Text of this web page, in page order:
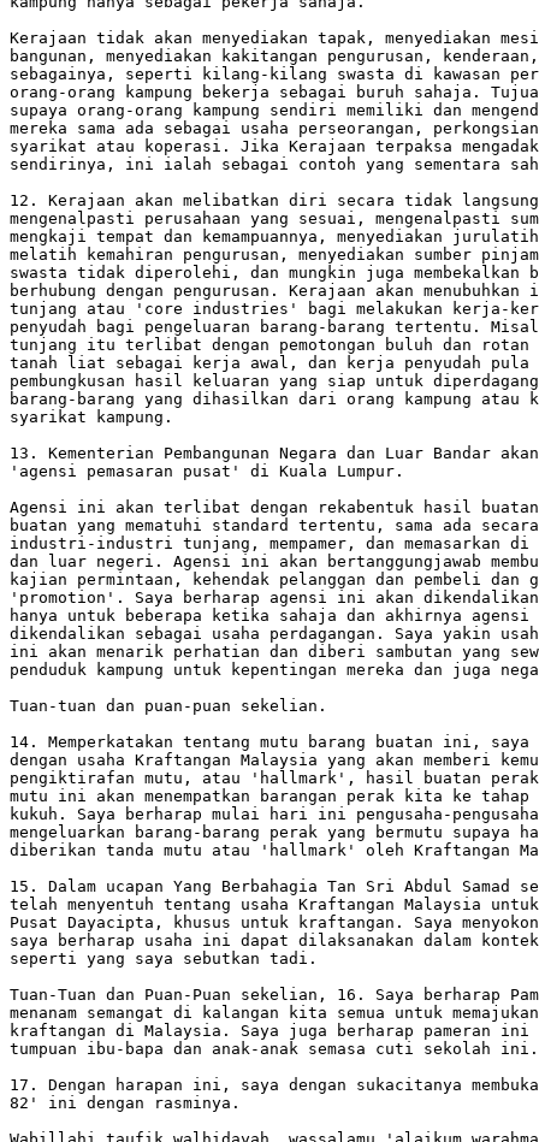
Kerajaan tidak akan menyediakan tapak, menyediakan
bangunan, menyediakan kakitangan pengurusan,
sebagainya, seperti kilang-kilang swasta di kawasan
orang-orang kampung bekerja sebagai buruh sahaja.
supaya orang-orang kampung sendiri memiliki dan
mereka sama ada sebagai usaha perseorangan,
syarikat atau koperasi. Jika Kerajaan terpaksa
sendirinya, ini ialah sebagai contoh yang sementara
12. Kerajaan akan melibatkan diri secara tidak
mengenalpasti perusahaan yang sesuai, mengenalpasti
mengkaji tempat dan kemampuannya, menyediakan
melatih kemahiran pengurusan, menyediakan sumber
swasta tidak diperolehi, dan mungkin juga membekalkan
berhubung dengan pengurusan. Kerajaan akan
tunjang atau 'core industries' bagi melakukan kerja-
penyudah bagi pengeluaran barang-barang tertentu.
tunjang itu terlibat dengan pemotongan buluh dan rotan
tanah liat sebagai kerja awal, dan kerja penyudah pula
pembungkusan hasil keluaran yang siap untuk
barang-barang yang dihasilkan dari orang kampung atau
syarikat kampung.
13. Kementerian Pembangunan Negara dan Luar Bandar
'agensi pemasaran pusat' di Kuala Lumpur.
Agensi ini akan terlibat dengan rekabentuk hasil
buatan yang mematuhi standard tertentu, sama ada
industri-industri tunjang, mempamer, dan memasarkan di
dan luar negeri. Agensi ini akan bertanggungjawab
kajian permintaan, kehendak pelanggan dan pembeli dan
'promotion'. Saya berharap agensi ini akan
hanya untuk beberapa ketika sahaja dan akhirnya
dikendalikan sebagai usaha perdagangan. Saya yakin
ini akan menarik perhatian dan diberi sambutan yang
penduduk kampung untuk kepentingan mereka dan juga
Tuan-tuan dan puan-puan sekelian.
14. Memperkatakan tentang mutu barang buatan ini, saya
dengan usaha Kraftangan Malaysia yang akan memberi
pengiktirafan mutu, atau 'hallmark', hasil buatan
mutu ini akan menempatkan barangan perak kita ke tahap
kukuh. Saya berharap mulai hari ini pengusaha-
mengeluarkan barang-barang perak yang bermutu
diberikan tanda mutu atau 'hallmark' oleh Kraftangan
15. Dalam ucapan Yang Berbahagia Tan Sri Abdul
telah menyentuh tentang usaha Kraftangan Malaysia untuk
Pusat Dayacipta, khusus untuk kraftangan. Saya
saya berharap usaha ini dapat dilaksanakan dalam
seperti yang saya sebutkan tadi.
Tuan-Tuan dan Puan-Puan sekelian, 16. Saya berharap
menanam semangat di kalangan kita semua untuk
kraftangan di Malaysia. Saya juga berharap pameran ini
tumpuan ibu-bapa dan anak-anak semasa cuti sekolah ini.
17. Dengan harapan ini, saya dengan sukacitanya
82' ini dengan rasminya.